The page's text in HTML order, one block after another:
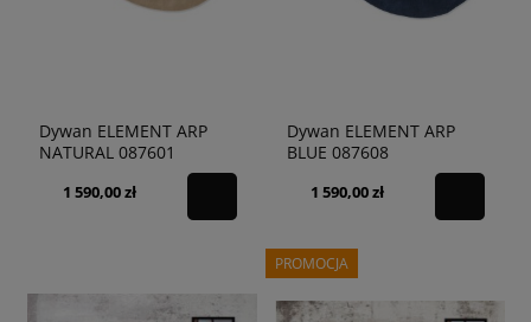
Dywan ELEMENT ARP
NATURAL 087601
1 590,00 zł
Dywan ELEMENT ARP
BLUE 087608
1 590,00 zł
PROMOCJA